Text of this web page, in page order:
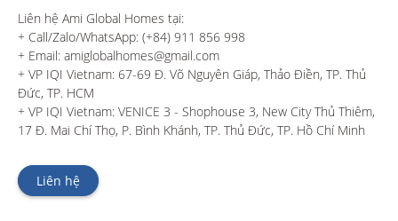
Liên hệ Ami Global Homes tại:
+ Call/Zalo/WhatsApp: (+84) 911 856 998
+ Email: amiglobalhomes@gmail.com
+ VP IQI Vietnam: 67-69 Đ. Võ Nguyên Giáp, Thảo Điền, TP. Thủ
Đức, TP. HCM
+ VP IQI Vietnam: VENICE 3 - Shophouse 3, New City Thủ Thiêm,
17 Đ. Mai Chí Thọ, P. Bình Khánh, TP. Thủ Đức, TP. Hồ Chí Minh
Liên hệ